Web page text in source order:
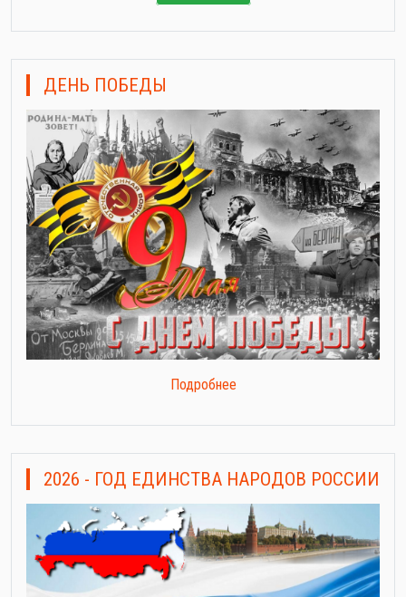
ДЕНЬ ПОБЕДЫ
Подробнее
2026 - ГОД ЕДИНСТВА НАРОДОВ РОССИИ